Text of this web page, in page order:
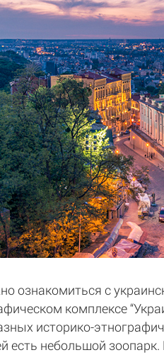
ознакомиться с
комплексе
историко-
есть небольшой